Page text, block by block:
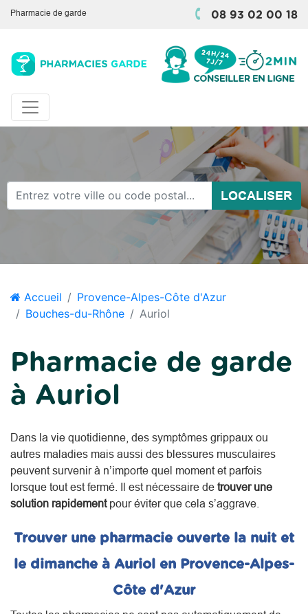
Pharmacie de garde 08 93 02 00 18
LOCALISER
Accueil
Provence-Alpes-Côte d'Azur
Bouches-du-Rhône
Auriol
Pharmacie de garde
à Auriol
Dans la vie quotidienne, des symptômes grippaux ou
autres maladies mais aussi des blessures musculaires
peuvent survenir à n’importe quel moment et parfois
lorsque tout est fermé. Il est nécessaire de trouver une
solution rapidementpour éviter que cela s’aggrave.
Trouver une pharmacie ouverte la nuit et
le dimanche à Auriol en Provence-Alpes-
Côte d'Azur